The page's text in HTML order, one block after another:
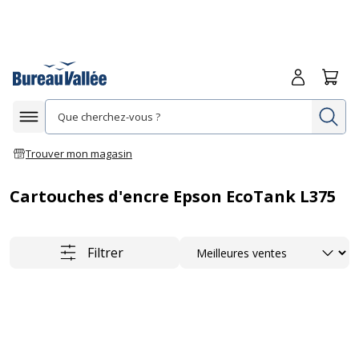
Afficher la navigation
Trouver mon magasin
Me
Cartouches d'encre Epson EcoTank L375
Filtrer Trier